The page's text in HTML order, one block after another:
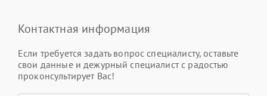
Контактная информация
Если требуется задать вопрос специалисту, оставьте
свои данные и дежурный специалист с радостью
проконсультирует Вас!